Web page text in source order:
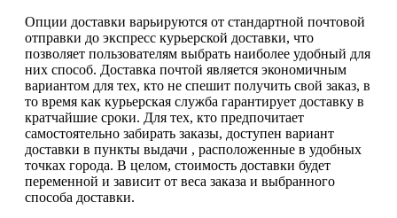
Опции доставки варьируются от стандартной почтовой
отправки до экспресс курьерской доставки, что
позволяет пользователям выбрать наиболее удобный для
них способ. Доставка почтой является экономичным
вариантом для тех, кто не спешит получить свой заказ, в
то время как курьерская служба гарантирует доставку в
кратчайшие сроки. Для тех, кто предпочитает
самостоятельно забирать заказы, доступен вариант
доставки в пункты выдачи , расположенные в удобных
точках города. В целом, стоимость доставки будет
переменной и зависит от веса заказа и выбранного
способа доставки.